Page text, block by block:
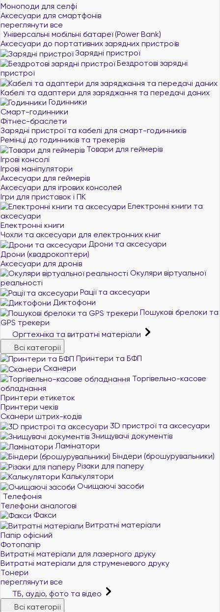
Моноподи для селфі
Аксесуари для смартфонів
переглянути все
Універсальні мобільні батареї (Power Bank)
Аксесуари до портативних зарядних пристроїв
Зарядні пристрої
Бездротові зарядні
пристрої
Кабелі та адаптери для заряджання та передачі даних
Годинники
Смарт-годинники
Фітнес-браслети
Зарядні пристрої та кабелі для смарт-годинників
Ремінці до годинників та трекерів
Товари для геймерів
Ігрові консолі
Ігрові маніпулятори
Аксесуари для геймерів
Аксесуари для ігрових консолей
Ігри для приставок і ПК
Електронні книги та
аксесуари
Електронні книги
Чохли та аксесуари для електронних книг
Дрони та аксесуари
Дрони (квадрокоптери)
Аксесуари для дронів
Окуляри віртуальної
реальності
Рації та аксесуари
Диктофони
Пошукові брелоки та
GPS трекери
Оргтехніка та витратні матеріали
Всі категорії
Принтери та БФП
Сканери
Торгівельно-касове
обладнання
Принтери етикеток
Принтери чеків
Сканери штрих-кодів
3D пристрої та аксесуари
Знищувачі документів
Ламінатори
Біндери (брошурувальники)
Різаки для паперу
Калькулятори
Очищаючі засоби
Телефонія
Телефони аналогові
Факси
Витратні матеріали
Папір офісний
Фотопапір
Витратні матеріали для лазерного друку
Витратні матеріали для струменевого друку
Тонери
переглянути все
ТБ, аудіо, фото та відео
Всі категорії